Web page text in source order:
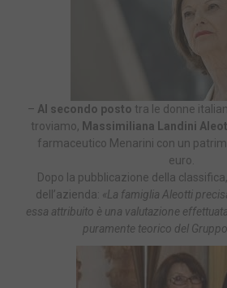
– Al secondo posto tra le donne
troviamo, Massimiliana Landini
farmaceutico Menarini con un
euro.
Dopo la pubblicazione della
dell’azienda: «La famiglia Aleotti
essa attribuito è una valutazione
puramente teorico del